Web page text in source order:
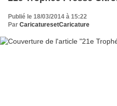
Publié le 18/03/2014 à 15:22
Par CaricaturesetCaricature